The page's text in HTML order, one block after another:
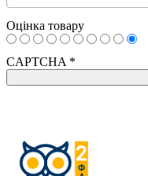
Оцінка товару
CAPTCHA *